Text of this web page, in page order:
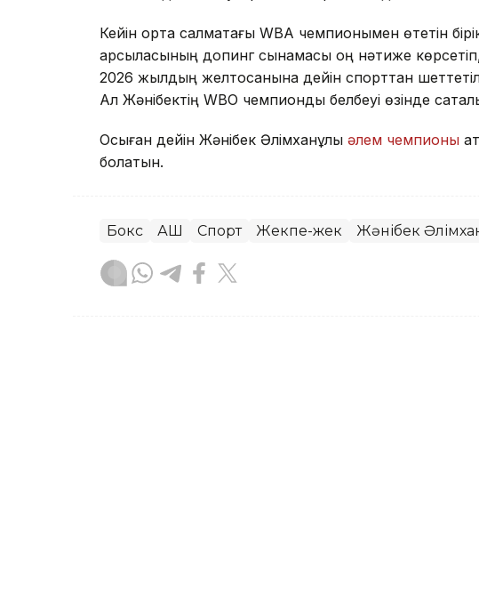
Кейін орта салмақтағы WBA чемпионымен өтетін
қарсыласының допинг сынамасы оң нәтиже
2026 жылдың желтоқсанына дейін спорттан
Ал Жәнібектің WBO чемпиондық белбеуі өзінде
Осыған дейін Жәнібек Әлімханұлы әлем чемпионы
болатын.
Бокс АҚШ Спорт Жекпе-жек Жәнібек